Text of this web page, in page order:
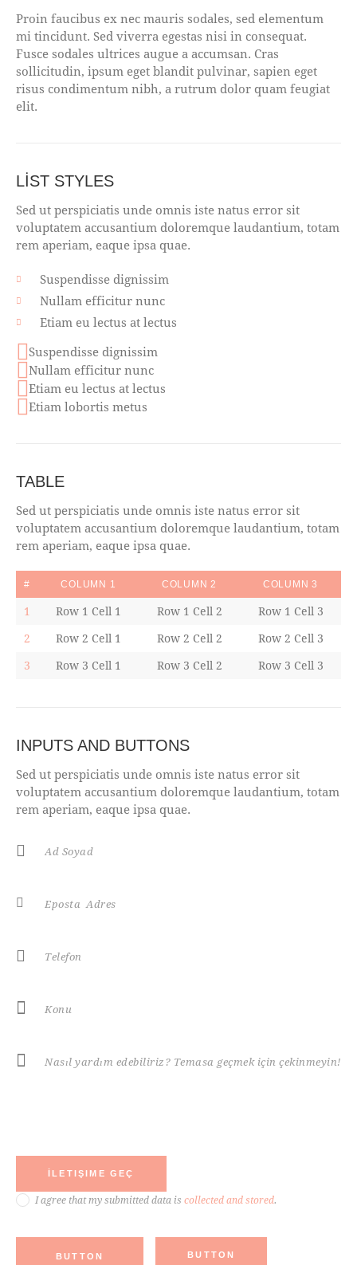
Proin faucibus ex nec mauris sodales, sed elementum
mi tincidunt. Sed viverra egestas nisi in consequat.
Fusce sodales ultrices augue a accumsan. Cras
sollicitudin, ipsum eget blandit pulvinar, sapien eget
risus condimentum nibh, a rutrum dolor quam feugiat
elit.
LIST STYLES
Sed ut perspiciatis unde omnis iste natus error sit
voluptatem accusantium doloremque laudantium, totam
rem aperiam, eaque ipsa quae.
Suspendisse dignissim
Nullam efficitur nunc
Etiam eu lectus at lectus
Suspendisse dignissim
Nullam efficitur nunc
Etiam eu lectus at lectus
Etiam lobortis metus
TABLE
Sed ut perspiciatis unde omnis iste natus error sit
voluptatem accusantium doloremque laudantium, totam
rem aperiam, eaque ipsa quae.
# COLUMN 1 COLUMN 2 COLUMN 3
1 Row 1 Cell 1 Row 1 Cell 2
Row 1 Cell 3
2
Row 2 Cell 1 Row 2 Cell 2
Row 2 Cell 3
3
Row 3 Cell 1 Row 3 Cell 2 Row 3 Cell 3
INPUTS AND BUTTONS
Sed ut perspiciatis unde omnis iste natus error sit
voluptatem accusantium doloremque laudantium, totam
rem aperiam, eaque ipsa quae.
I agree that my submitted data is collected and stored.
BUTTON BUTTON